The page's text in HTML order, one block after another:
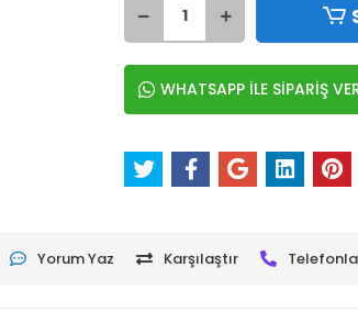
WHATSAPP İLE SİPARİŞ
Yorum Yaz Karşılaştır